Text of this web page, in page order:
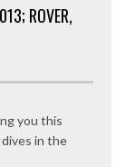
ROVER,
you this
in the